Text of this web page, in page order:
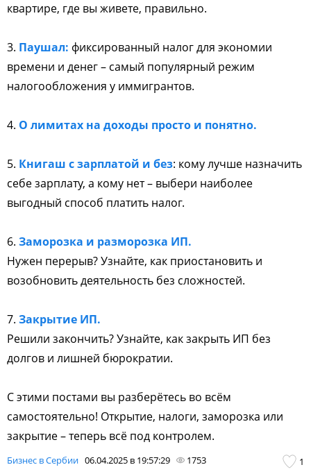
квартире, где вы живете, правильно.
3. Паушал: фиксированный налог для экономии
времени и денег – самый популярный режим
налогообложения у иммигрантов.
4. О лимитах на доходы просто и понятно.
5. Книгаш с зарплатой и без: кому лучше назначить
себе зарплату, а кому нет – выбери наиболее
выгодный способ платить налог.
6. Заморозка и разморозка ИП.
Нужен перерыв? Узнайте, как приостановить и
возобновить деятельность без сложностей.
7. Закрытие ИП.
Решили закончить? Узнайте, как закрыть ИП без
долгов и лишней бюрократии.
С этими постами вы разберётесь во всём
самостоятельно! Открытие, налоги, заморозка или
закрытие – теперь всё под контролем.
1
Бизнес в Сербии 06.04.2025 в 19:57:29 1753